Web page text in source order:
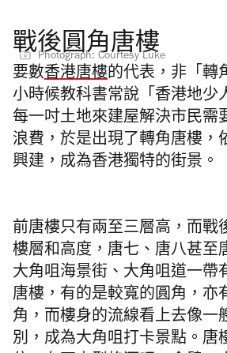
戰後圓角唐樓
Photograph: Courtesy Luke
要數香港唐樓的代表，非「轉
小時候教科書常說「香港地少
每一吋土地來建屋解決市民需
浪費，於是出現了轉角唐樓，
興建，成為香港獨特的街景。
前唐樓只有兩至三層高，而戰
樓層和高度，唐七、唐八甚至
大角咀海景街、大角咀道一帶
唐樓，有的是較寬的圓角，亦
角，而樓身的流線看上去像一
別， 成為大角咀打卡景點。唐